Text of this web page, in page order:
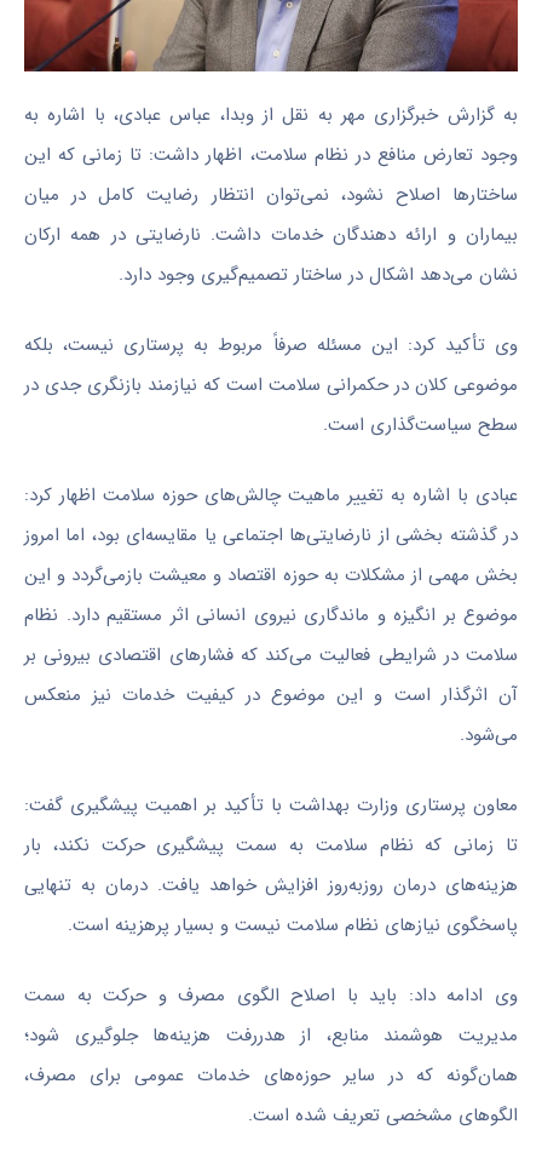
به گزارش خبرگزاری مهر به نقل از وبدا، عباس عبادی، با اشاره به
وجود تعارض منافع در نظام سلامت، اظهار داشت: تا زمانی که این
ساختارها اصلاح نشود، نمی‌توان انتظار رضایت کامل در میان
بیماران و ارائه دهندگان خدمات داشت. نارضایتی در همه ارکان
نشان می‌دهد اشکال در ساختار تصمیم‌گیری وجود دارد.
وی تأکید کرد: این مسئله صرفاً مربوط به پرستاری نیست، بلکه
موضوعی کلان در حکمرانی سلامت است که نیازمند بازنگری جدی در
سطح سیاست‌گذاری است.
عبادی با اشاره به تغییر ماهیت چالش‌های حوزه سلامت اظهار کرد:
در گذشته بخشی از نارضایتی‌ها اجتماعی یا مقایسه‌ای بود، اما امروز
بخش مهمی از مشکلات به حوزه اقتصاد و معیشت بازمی‌گردد و این
موضوع بر انگیزه و ماندگاری نیروی انسانی اثر مستقیم دارد. نظام
سلامت در شرایطی فعالیت می‌کند که فشارهای اقتصادی بیرونی بر
آن اثرگذار است و این موضوع در کیفیت خدمات نیز منعکس
می‌شود.
معاون پرستاری وزارت بهداشت با تأکید بر اهمیت پیشگیری گفت:
تا زمانی که نظام سلامت به سمت پیشگیری حرکت نکند، بار
هزینه‌های درمان روزبه‌روز افزایش خواهد یافت. درمان به‌ تنهایی
پاسخگوی نیازهای نظام سلامت نیست و بسیار پرهزینه است.
وی ادامه داد: باید با اصلاح الگوی مصرف و حرکت به سمت
مدیریت هوشمند منابع، از هدررفت هزینه‌ها جلوگیری شود؛
همان‌گونه که در سایر حوزه‌های خدمات عمومی برای مصرف،
الگوهای مشخصی تعریف شده است.